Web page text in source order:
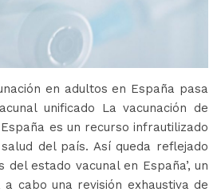
en adultos en España pasa
unificado La vacunación de
es un recurso infrautilizado
del país. Así queda reflejado
del estado vacunal en España’, un
cabo una revisión exhaustiva de